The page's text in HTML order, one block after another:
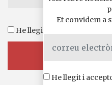
He llegit i accepto la
Et convidem a
He llegit i